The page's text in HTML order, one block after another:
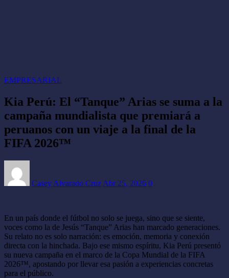
EMPRESARIAL
Kia Perú: El “Tanque” Arias se suma a la
campaña mundialista que premiará a
peruanos con un viaje a la final de la
FIFA 2026™
Casey Alvarado Cruz Abr 25, 2026 0
En un país donde el fútbol no solo se juega, sino que se siente,
voces como la de Jesús “Tanque” Arias han marcado generaciones.
Su relato no es solo narración: es emoción, memoria y conexión
directa con la hinchada. Bajo ese mismo espíritu, Kia Perú presentó
su nueva campaña en el marco de la Copa Mundial de la FIFA
2026™, apostando por llevar esa pasión a experiencias concretas
para el público.